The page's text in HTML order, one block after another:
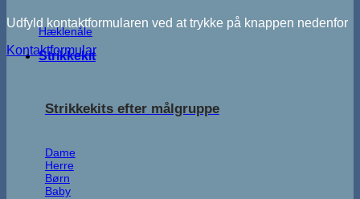
Hæklenåle
Strikkekit
Strikkekits efter målgruppe
Dame
Herre
Børn
Baby
Udfyld kontaktformularen ved at trykke på knappen nedenfor
Kontaktformular